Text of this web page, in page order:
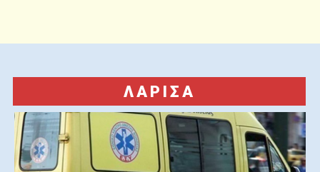
ΛΑΡΙΣΑ